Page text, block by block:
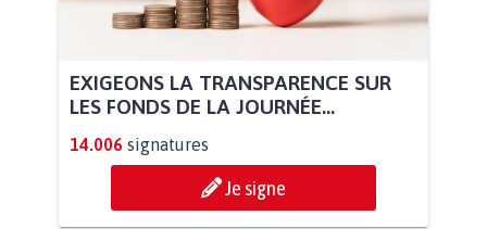
EXIGEONS LA TRANSPARENCE SUR
LES FONDS DE LA JOURNÉE...
14.006 signatures
Je signe